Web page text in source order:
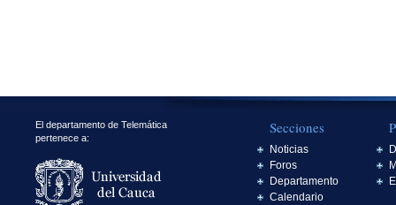
El departamento de Telemática
pertenece a:
Secciones
Noticias
Foros
Departamento
Calendario